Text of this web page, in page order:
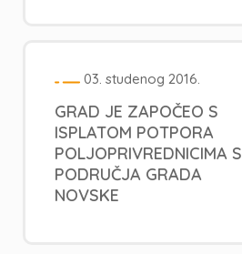
03. studenog 2016.
GRAD JE ZAPOČEO S
ISPLATOM POTPORA
POLJOPRIVREDNICIMA S
PODRUČJA GRADA
NOVSKE